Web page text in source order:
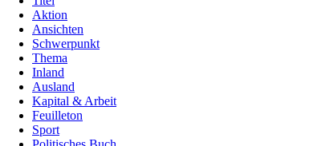
Aktion
Ansichten
Schwerpunkt
Thema
Inland
Ausland
Kapital & Arbeit
Feuilleton
Sport